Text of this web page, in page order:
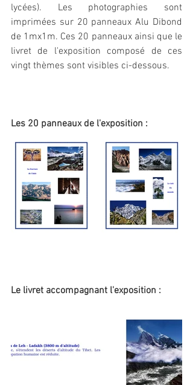
lycées). Les photographies sont
imprimées sur 20 panneaux Alu Dibond
de 1mx1m. Ces 20 panneaux ainsi que le
livret de l'exposition composé de ces
vingt thèmes sont visibles ci-dessous.
Les 20 panneaux de l'exposition :
Le livret accompagnant l'exposition :